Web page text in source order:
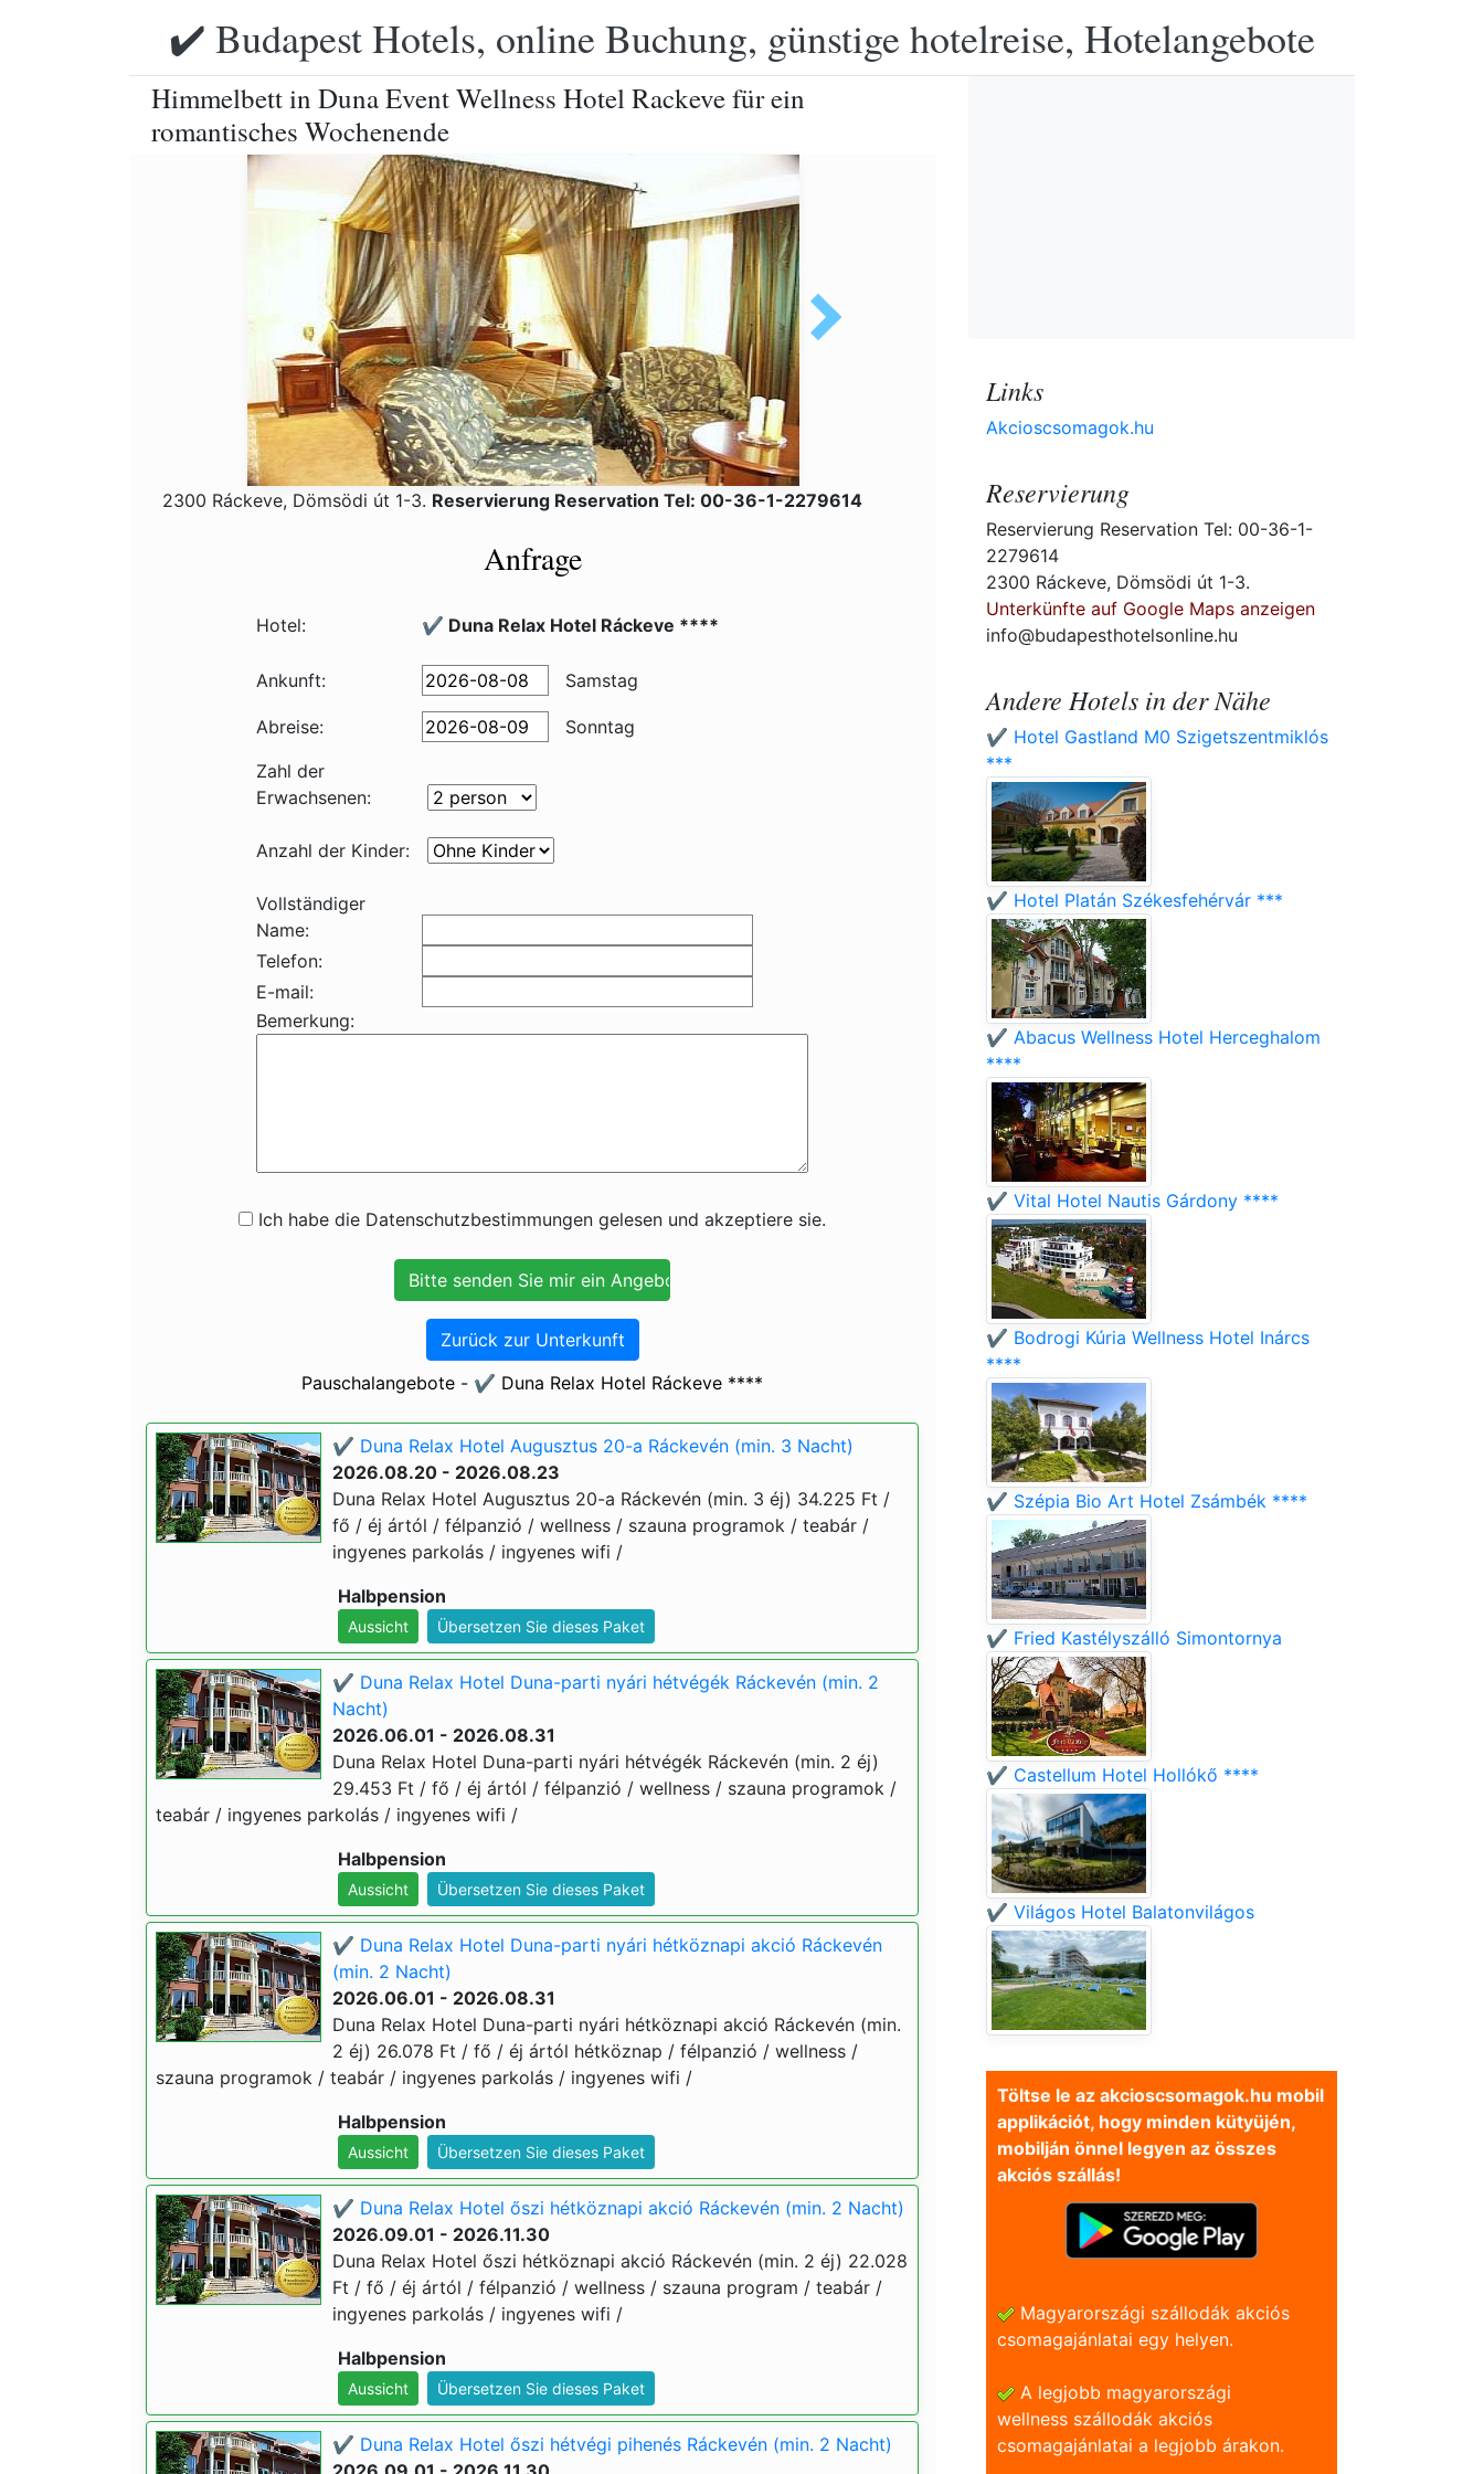
✔️ Budapest Hotels, online Buchung, günstige hotelreise, Hotelangebote
Himmelbett in Duna Event Wellness Hotel Rackeve für ein
romantisches Wochenende
2300 Ráckeve, Dömsödi út 1-3. Reservierung Reservation Tel: 00-36-1-2279614
Anfrage
Hotel: ✔️ Duna Relax Hotel Ráckeve ****
Ankunft: Samstag
Abreise:
Sonntag
Zahl der
Erwachsenen:
Anzahl der Kinder:
Vollständiger
Name:
Telefon:
E-mail:
Bemerkung:
Ich habe die Datenschutzbestimmungen gelesen und akzeptiere sie.
Zurück zur Unterkunft
Pauschalangebote - ✔️ Duna Relax Hotel Ráckeve ****
✔️ Duna Relax Hotel Augusztus 20-a Ráckevén (min. 3 Nacht)
2026.08.20 - 2026.08.23
Duna Relax Hotel Augusztus 20-a Ráckevén (min. 3 éj) 34.225 Ft /
fő / éj ártól / félpanzió / wellness / szauna programok / teabár /
ingyenes parkolás / ingyenes wifi /
Halbpension
Aussicht Übersetzen Sie dieses Paket
✔️ Duna Relax Hotel Duna-parti nyári hétvégék Ráckevén (min. 2
Nacht)
2026.06.01 - 2026.08.31
Duna Relax Hotel Duna-parti nyári hétvégék Ráckevén (min. 2 éj)
29.453 Ft / fő / éj ártól / félpanzió / wellness / szauna programok /
teabár / ingyenes parkolás / ingyenes wifi /
Halbpension
Aussicht Übersetzen Sie dieses Paket
✔️ Duna Relax Hotel Duna-parti nyári hétköznapi akció Ráckevén
(min. 2 Nacht)
2026.06.01 - 2026.08.31
Duna Relax Hotel Duna-parti nyári hétköznapi akció Ráckevén (min.
2 éj) 26.078 Ft / fő / éj ártól hétköznap / félpanzió / wellness /
szauna programok / teabár / ingyenes parkolás / ingyenes wifi /
Halbpension
Aussicht Übersetzen Sie dieses Paket
✔️ Duna Relax Hotel őszi hétköznapi akció Ráckevén (min. 2 Nacht)
2026.09.01 - 2026.11.30
Duna Relax Hotel őszi hétköznapi akció Ráckevén (min. 2 éj) 22.028
Ft / fő / éj ártól / félpanzió / wellness / szauna program / teabár /
ingyenes parkolás / ingyenes wifi /
Halbpension
Aussicht Übersetzen Sie dieses Paket
✔️ Duna Relax Hotel őszi hétvégi pihenés Ráckevén (min. 2 Nacht)
Links
Akcioscsomagok.hu
Reservierung
Reservierung Reservation Tel: 00-36-1-
2279614
2300 Ráckeve, Dömsödi út 1-3.
Unterkünfte auf Google Maps anzeigen
info@budapesthotelsonline.hu
Andere Hotels in der Nähe
✔️ Hotel Gastland M0 Szigetszentmiklós
***
✔️ Hotel Platán Székesfehérvár ***
✔️ Abacus Wellness Hotel Herceghalom
****
✔️ Vital Hotel Nautis Gárdony ****
✔️ Bodrogi Kúria Wellness Hotel Inárcs
****
✔️ Szépia Bio Art Hotel Zsámbék ****
✔️ Fried Kastélyszálló Simontornya
✔️ Castellum Hotel Hollókő ****
✔️ Világos Hotel Balatonvilágos
Töltse le az akcioscsomagok.hu mobil
applikációt, hogy minden kütyüjén,
mobilján önnel legyen az összes
akciós szállás!
Magyarországi szállodák akciós
csomagajánlatai egy helyen.
A legjobb magyarországi
wellness szállodák akciós
csomagajánlatai a legjobb árakon.